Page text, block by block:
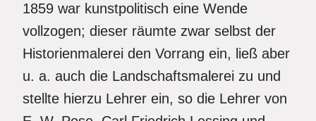
1859 war kunstpolitisch eine Wende
vollzogen; dieser räumte zwar selbst der
Historienmalerei den Vorrang ein, ließ aber
u. a. auch die Landschaftsmalerei zu und
stellte hierzu Lehrer ein, so die Lehrer von